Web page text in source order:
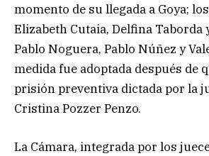
momento de su llegada a Goya;
Elizabeth Cutaia, Delfina Taborda
Pablo Noguera, Pablo Núñez y
medida fue adoptada después de
prisión preventiva dictada por la
Cristina Pozzer Penzo.
La Cámara, integrada por los